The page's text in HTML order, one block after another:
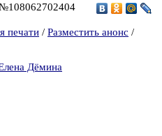
№108062702404
печати / Разместить анонс /
Дёмина